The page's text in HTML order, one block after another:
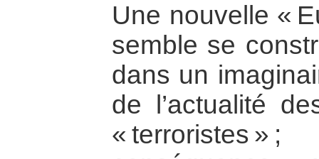
Une nouvelle «
semble se
dans un
de l’actualité
« terroristes